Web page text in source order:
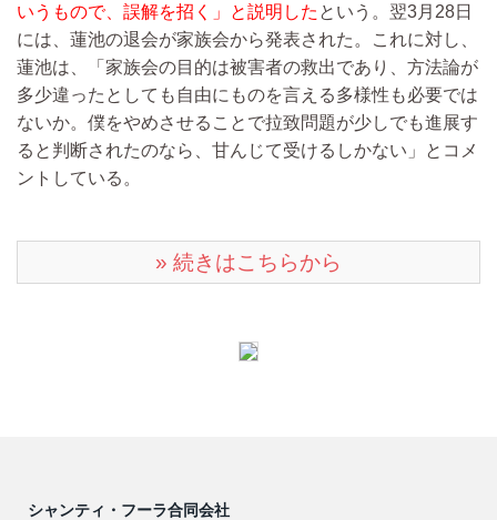
いうもので、誤解を招く」と説明した という。翌3月28日
には、蓮池の退会が家族会から発表された。これに対し、
蓮池は、「家族会の目的は被害者の救出であり、方法論が
多少違ったとしても自由にものを言える多様性も必要では
ないか。僕をやめさせることで拉致問題が少しでも進展す
ると判断されたのなら、甘んじて受けるしかない」とコメ
ントしている。
» 続きはこちらから
シャンティ・フーラ合同会社